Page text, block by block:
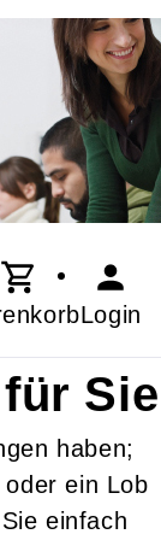
Login
haben;
ein Lob
einfach